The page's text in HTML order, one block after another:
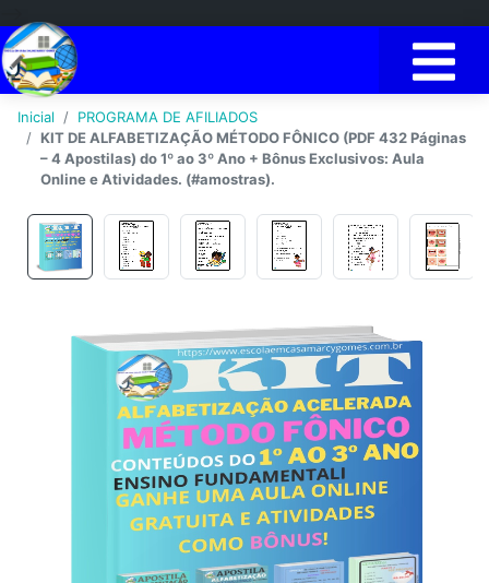
Inicial
PROGRAMA DE AFILIADOS
KIT DE ALFABETIZAÇÃO MÉTODO FÔNICO (PDF 432 Páginas
– 4 Apostilas) do 1º ao 3º Ano + Bônus Exclusivos: Aula
Online e Atividades. (#amostras).